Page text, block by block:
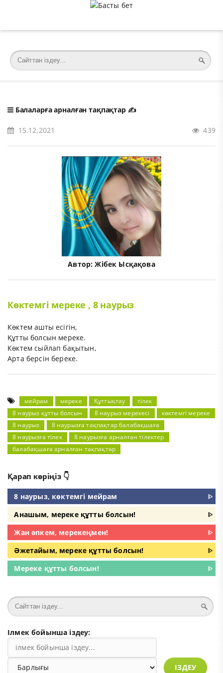
Балаларға арналған тақпақтар✍️
15.12.2021 439
Автор:Жібек Ысқақова
Көктемгі мереке , 8 наурыз
Көктем ашты есігін,
Құтты болсын мереке.
Көктем сыйлап бақытын,
Арта берсін береке.
мейрам мереке Құттықтау
тілек
8 наурыз құтты болсын
8 наурыз мерекесі
көктемгі мереке
8 наурыз
8 наурызға тақпақтар балабақшаға
8 наурызға тілек
8 наурызға арналған тілектер
балабақшаға арналған тақпақтар
Қарап көріңіз 👇
8 наурыз, көктемгі мейрам
ᐈ
Анашым, мереке құтты болсын!
ᐈ
Жан әпкем, мерекеңмен!
ᐈ
Әжетайым, мереке құтты болсын!
ᐈ
Мереке құтты болсын!
ᐈ
Ілмек бойынша іздеу:
ІЗДЕУ